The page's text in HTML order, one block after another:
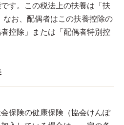
す。この税法上の扶養は「扶
お、配偶者はこの扶養控除の
控除」または「配偶者特別控
保険の健康保険（協会けんぽ